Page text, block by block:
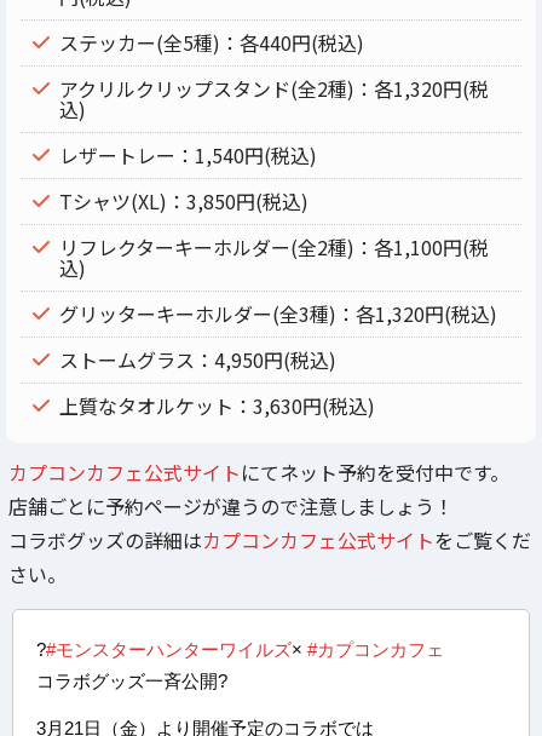
ステッカー(全5種)：各440円(税込)
アクリルクリップスタンド(全2種)：各1,320円(税
込)
レザートレー：1,540円(税込)
Tシャツ(XL)：3,850円(税込)
リフレクターキーホルダー(全2種)：各1,100円(税
込)
グリッターキーホルダー(全3種)：各1,320円(税込)
ストームグラス：4,950円(税込)
上質なタオルケット：3,630円(税込)
カプコンカフェ公式サイトにてネット予約を受付中です。
店舗ごとに予約ページが違うので注意しましょう！
コラボグッズの詳細はカプコンカフェ公式サイトをご覧くだ
さい。
?#モンスターハンターワイルズ× #カプコンカフェ
コラボグッズ一斉公開?
3月21日（金）より開催予定のコラボでは